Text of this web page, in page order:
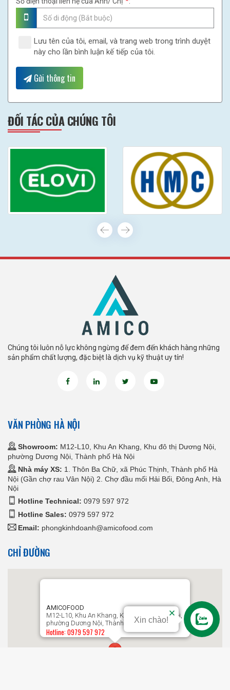
Lưu tên của tôi, email, và trang web trong trình duyệt
này cho lần bình luận kế tiếp của tôi.
Gửi thông tin
ĐỐI TÁC CỦA CHÚNG TÔI
Chúng tôi luôn nỗ lực không ngừng để đem đến khách hàng những
sản phẩm chất lượng, đặc biệt là dịch vụ kỹ thuật uy tín!
VĂN PHÒNG HÀ NỘI
Showroom: M12-L10, Khu An Khang, Khu đô thị Dương Nội,
phường Dương Nội, Thành phố Hà Nội
Nhà máy XS: 1. Thôn Ba Chữ, xã Phúc Thịnh, Thành phố Hà
Nội (Gần chợ rau Vân Nội) 2. Chợ đầu mối Hải Bối, Đông Anh, Hà
Nội
Hotline Technical: 0979 597 972
Hotline Sales: 0979 597 972
Email: phongkinhdoanh@amicofood.com
CHỈ ĐƯỜNG
AMICOFOOD
M12-L10, Khu An Khang, Khu đô thị Dương Nội,
phường Dương Nội, Thành phố Hà Nội
Hotline: 0979 597 972
Xin chào!